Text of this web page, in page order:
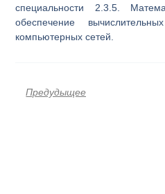
специальности 2.3.5.
обеспечение
компьютерных сетей.
Предудыщее